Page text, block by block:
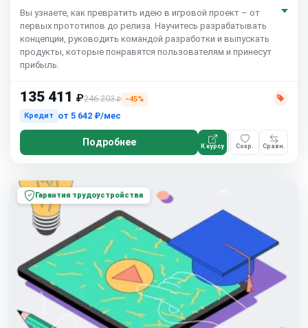
Вы узнаете, как превратить идею в игровой проект – от
первых прототипов до релиза. Научитесь разрабатывать
концепции, руководить командой разработки и выпускать
продукты, которые понравятся пользователям и принесут
прибыль.
135 411 ₽246 203₽
−45%
Кредит
от 5 642 ₽/мес
Подробнее К курсу Сохр. Сравн.
Гарантия трудоустройства